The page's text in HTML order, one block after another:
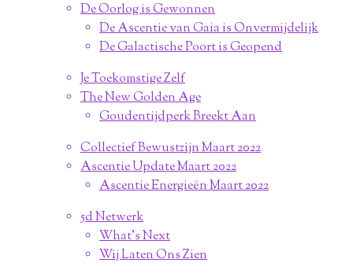
De Oorlog is Gewonnen
De Ascentie van Gaia is Onvermijdelijk
De Galactische Poort is Geopend
Je Toekomstige Zelf
The New Golden Age
Goudentijdperk Breekt Aan
Collectief Bewustzijn Maart 2022
Ascentie Update Maart 2022
Ascentie Energieën Maart 2022
5d Netwerk
What's Next
Wij Laten Ons Zien